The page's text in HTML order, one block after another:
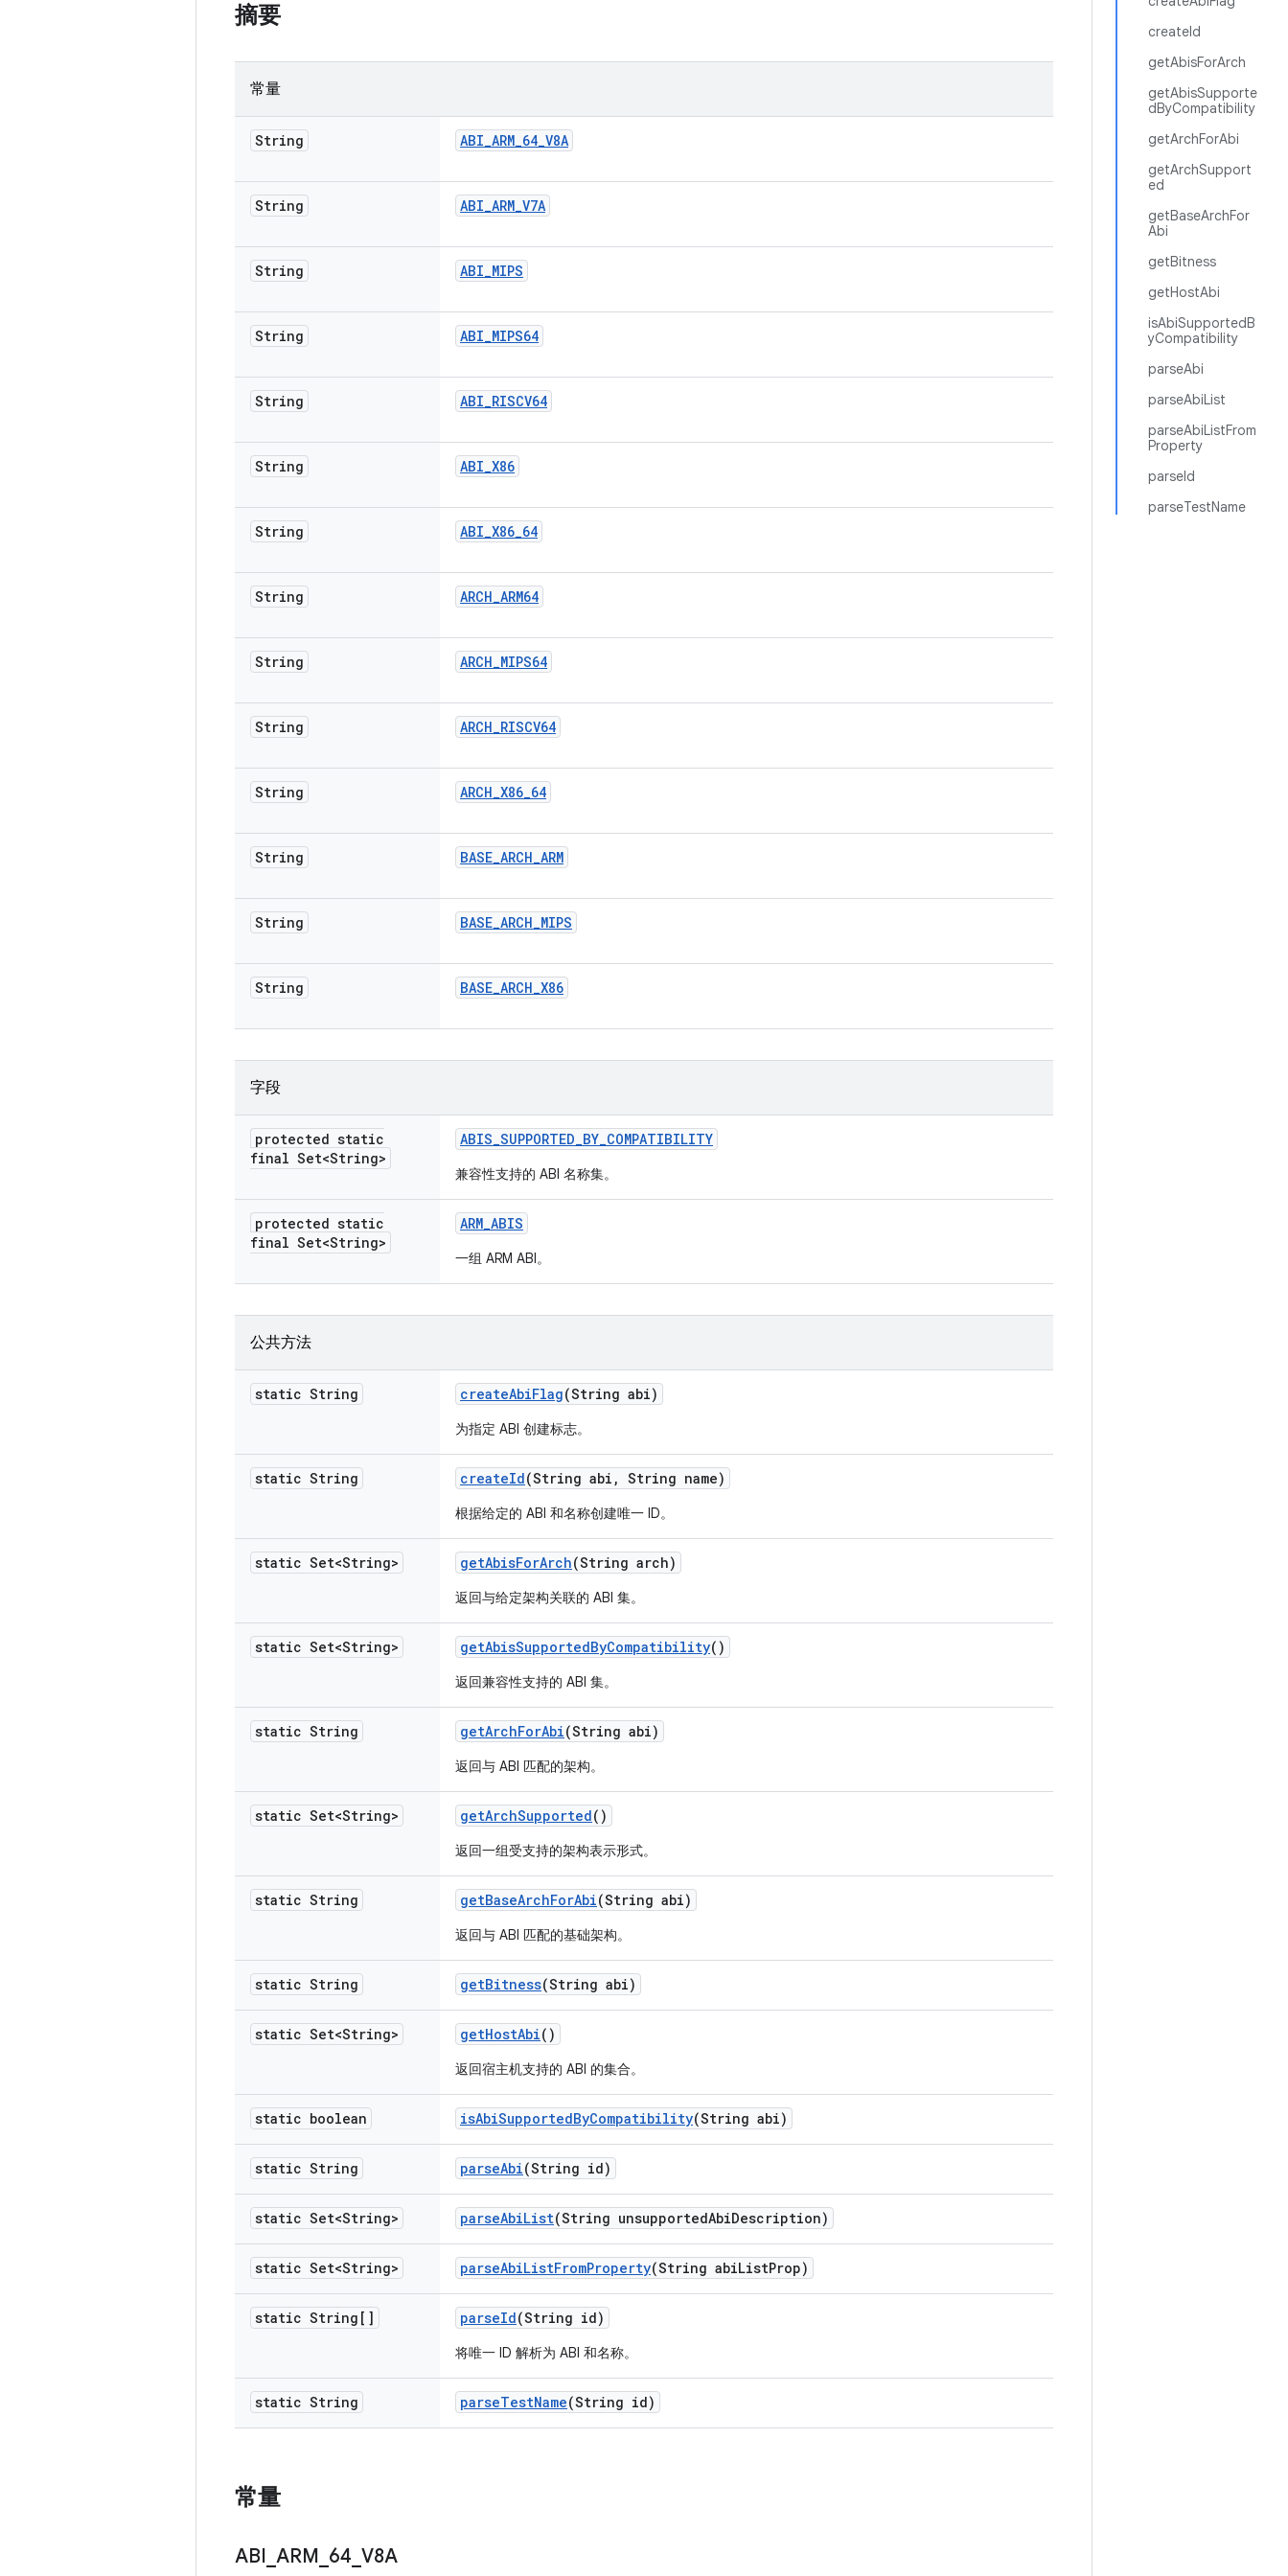
createId
getAbisForArch
getAbisSupporte
dByCompatibility
getArchForAbi
getArchSupport
ed
getBaseArchFor
Abi
getBitness
getHostAbi
isAbiSupportedB
yCompatibility
parseAbi
parseAbiList
parseAbiListFrom
Property
parseId
parseTestName
摘要
常量
String ABI_ARM_64_V8A
String ABI_ARM_V7A
String ABI_MIPS
String ABI_MIPS64
String ABI_RISCV64
String ABI_X86
String ABI_X86_64
String ARCH_ARM64
String ARCH_MIPS64
String ARCH_RISCV64
String ARCH_X86_64
String BASE_ARCH_ARM
String BASE_ARCH_MIPS
String BASE_ARCH_X86
字段
protected static
final Set<String>
ABIS_SUPPORTED_BY_COMPATIBILITY
兼容性支持的 ABI 名称集。
protected static
final Set<String>
ARM_ABIS
一组 ARM ABI。
公共方法
static String createAbiFlag(String abi)
为指定 ABI 创建标志。
static String createId(String abi , String name)
根据给定的 ABI 和名称创建唯一 ID。
static Set<String> getAbisForArch(String arch)
返回与给定架构关联的 ABI 集。
static Set<String> getAbisSupportedByCompatibility()
返回兼容性支持的 ABI 集。
static String getArchForAbi(String abi)
返回与 ABI 匹配的架构。
static Set<String> getArchSupported()
返回一组受支持的架构表示形式。
static String getBaseArchForAbi(String abi)
返回与 ABI 匹配的基础架构。
static String getBitness(String abi)
static Set<String> getHostAbi()
返回宿主机支持的 ABI 的集合。
static boolean isAbiSupportedByCompatibility(String abi)
static String parseAbi(String id)
static Set<String> parseAbiList(String unsupportedAbiDescription)
static Set<String> parseAbiListFromProperty(String abiListProp)
static String[] parseId(String id)
将唯一 ID 解析为 ABI 和名称。
static String parseTestName(String id)
常量
ABI ARM 64 V8A